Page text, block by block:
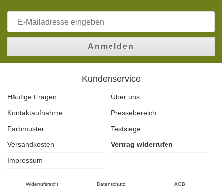
Anmelden
Kundenservice
Häufige Fragen
Über uns
Kontaktaufnahme
Pressebereich
Farbmuster
Testsiege
Versandkosten
Vertrag widerrufen
Impressum
Widerrufsrecht Datenschutz AGB